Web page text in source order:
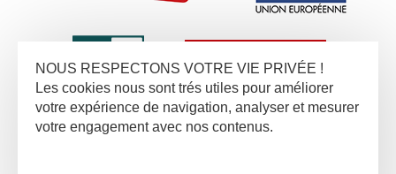
NOUS RESPECTONS VOTRE VIE PRIVÉE !
Les cookies nous sont trés utiles pour améliorer
votre expérience de navigation, analyser et mesurer
votre engagement avec nos contenus.